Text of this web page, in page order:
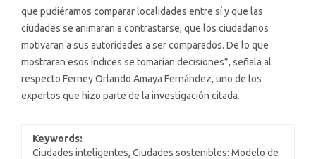
que pudiéramos comparar localidades entre sí y que las
ciudades se animaran a contrastarse, que los ciudadanos
motivaran a sus autoridades a ser comparados. De lo que
mostraran esos índices se tomarían decisiones”, señala al
respecto Ferney Orlando Amaya Fernández, uno de los
expertos que hizo parte de la investigación citada.
Keywords:
Ciudades inteligentes, Ciudades sostenibles: Modelo de